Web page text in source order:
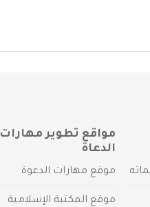
مواقع تطوير مهارات
الدعاة
موقع مهارات الدعوة
موقع المكتبة الإسلامية